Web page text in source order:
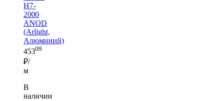
H7-
2000
ANOD
(Arlight,
Алюминий)
45309
₽/
м
В
наличии